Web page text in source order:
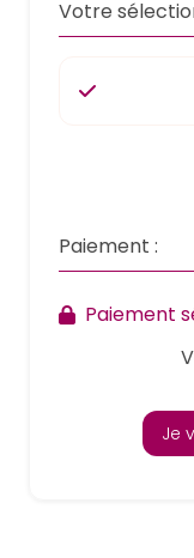
Votre
Paiement :
Paiement
Je